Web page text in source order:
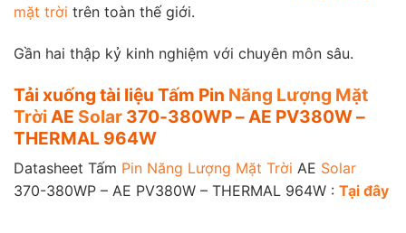
mặt trời trên toàn thế giới.
Gần hai thập kỷ kinh nghiệm với chuyên môn sâu.
Tải xuống tài liệu Tấm Pin Năng Lượng Mặt
Trời AE Solar 370-380WP – AE PV380W –
THERMAL 964W
Datasheet Tấm Pin Năng Lượng Mặt Trời AE Solar
370-380WP – AE PV380W – THERMAL 964W : Tại đây